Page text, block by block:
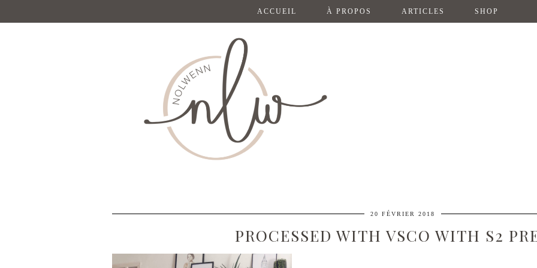
ACCUEIL À PROPOS ARTICLES SHOP
20 FÉVRIER 2018
PROCESSED WITH VSCO WITH S2